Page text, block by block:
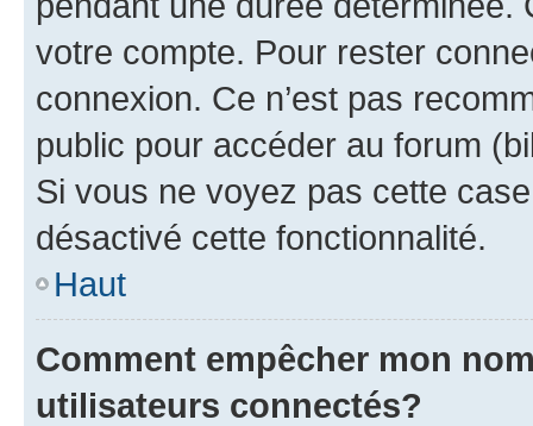
votre compte. Pour rester
connexion. Ce n’est pas
public pour accéder au forum
Si vous ne voyez pas cette
désactivé cette fonctionnalité.
Haut
Comment empêcher mon
utilisateurs connectés?